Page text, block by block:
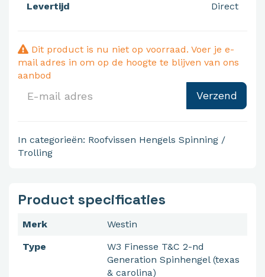
Direct
Levertijd
Dit product is nu niet op voorraad. Voer je e-
mail adres in om op de hoogte te blijven van ons
aanbod
Verzend
In categorieën: Roofvissen Hengels Spinning /
Trolling
Product specificaties
Merk
Westin
Type
W3 Finesse T&C 2-nd
Generation Spinhengel (texas
& carolina)